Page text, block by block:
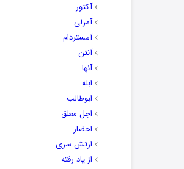
آکتور
آمرلی
آمستردام
آنتن
آنها
ابله
ابوطالب
اجل معلق
احضار
ارتش سری
از یاد رفته